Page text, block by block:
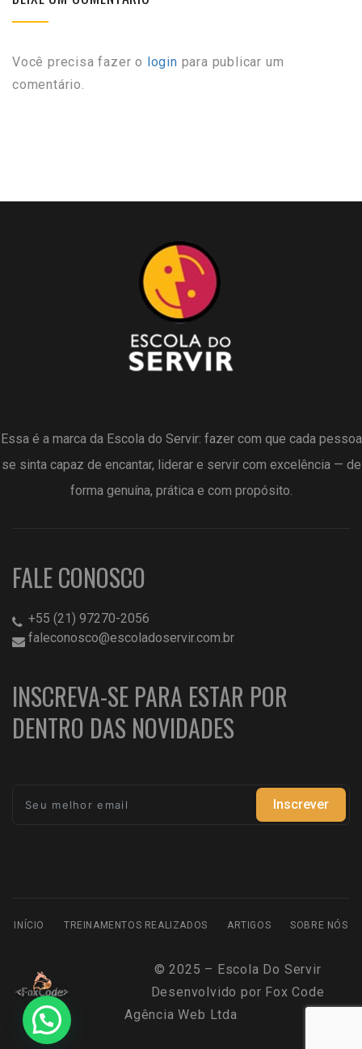
Você precisa fazer o login para publicar um
comentário.
Essa é a marca da Escola do Servir: fazer com que cada pessoa
se sinta capaz de encantar, liderar e servir com excelência — de
forma genuína, prática e com propósito.
FALE CONOSCO
+55 (21) 97270-2056
faleconosco@escoladoservir.com.br
INSCREVA-SE PARA ESTAR POR
DENTRO DAS NOVIDADES
Inscrever
INÍCIO TREINAMENTOS REALIZADOS ARTIGOS SOBRE NÓS
© 2025 – Escola Do Servir
Desenvolvido por Fox Code
Agência Web Ltda